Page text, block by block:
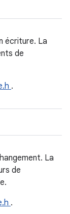
écriture. La
de
.
La
de
.